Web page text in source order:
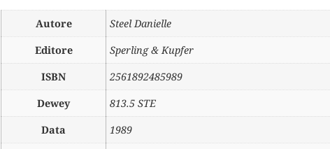
Autore
Steel Danielle
Editore
Sperling & Kupfer
ISBN
2561892485989
Dewey
813.5 STE
Data
1989